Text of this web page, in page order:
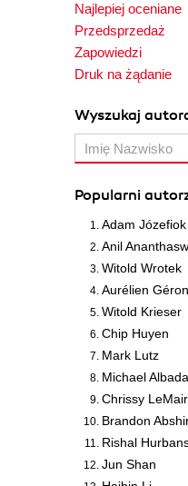
Najlepiej oceniane
Przedsprzedaż
Zapowiedzi
Druk na żądanie
Wyszukaj
Popularni
Adam Józefiok
Anil
Witold Wrotek
Aurélien Géron
Witold Krieser
Chip Huyen
Mark Lutz
Michael Albada
Chrissy
Brandon
Rishal
Jun Shan